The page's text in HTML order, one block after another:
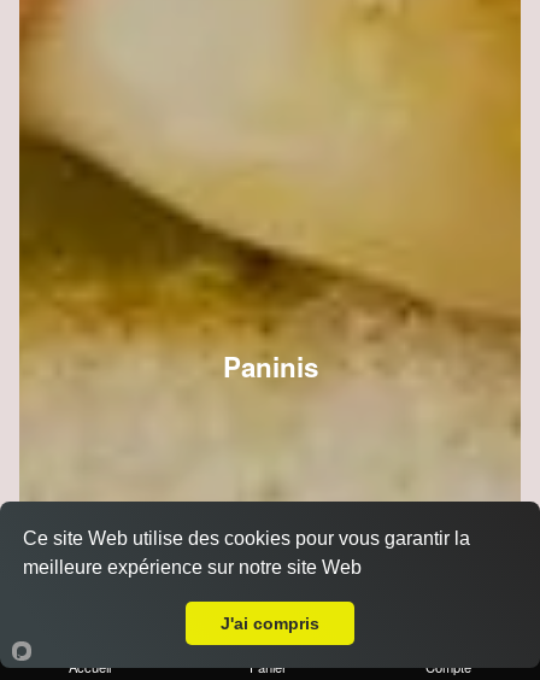
Paninis
Accueil Panier Compte
Ce site Web utilise des cookies pour vous garantir la
meilleure expérience sur notre site Web
J'ai compris